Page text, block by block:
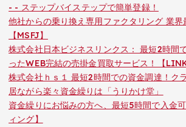
- - ステップバイステップで簡単登録！
他社からの乗り換え専用ファクタリング 業
【MSFJ】
株式会社日本ビジネスリンクス： 最短2時間
ったWEB完結の売掛金買取サービス！【LINK
株式会社ｈｓ１ 最短2時間での資金調達！ク
居ながら楽々資金繰りは「うりかけ堂」
資金繰りにお悩みの方へ、最短5時間で入金
ィング】